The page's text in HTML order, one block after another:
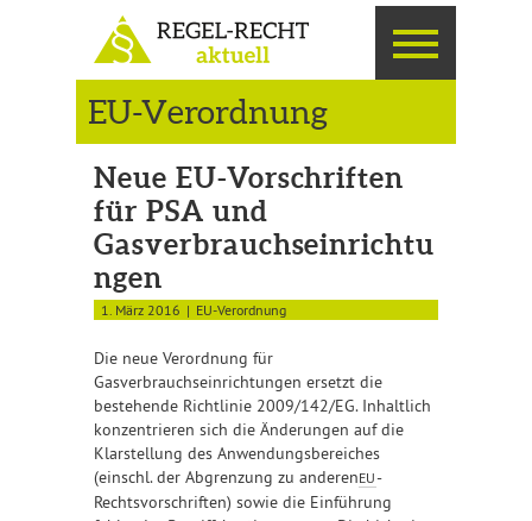
EU-Verordnung
Neue EU-Vorschriften
für PSA und
Gasverbrauchseinrichtu
ngen
1. März 2016 EU-Verordnung
Die neue Verordnung für
Gasverbrauchseinrichtungen ersetzt die
bestehende Richtlinie 2009/142/EG. Inhaltlich
konzentrieren sich die Änderungen auf die
Klarstellung des Anwendungsbereiches
(einschl. der Abgrenzung zu anderenEU-
Rechtsvorschriften) sowie die Einführung